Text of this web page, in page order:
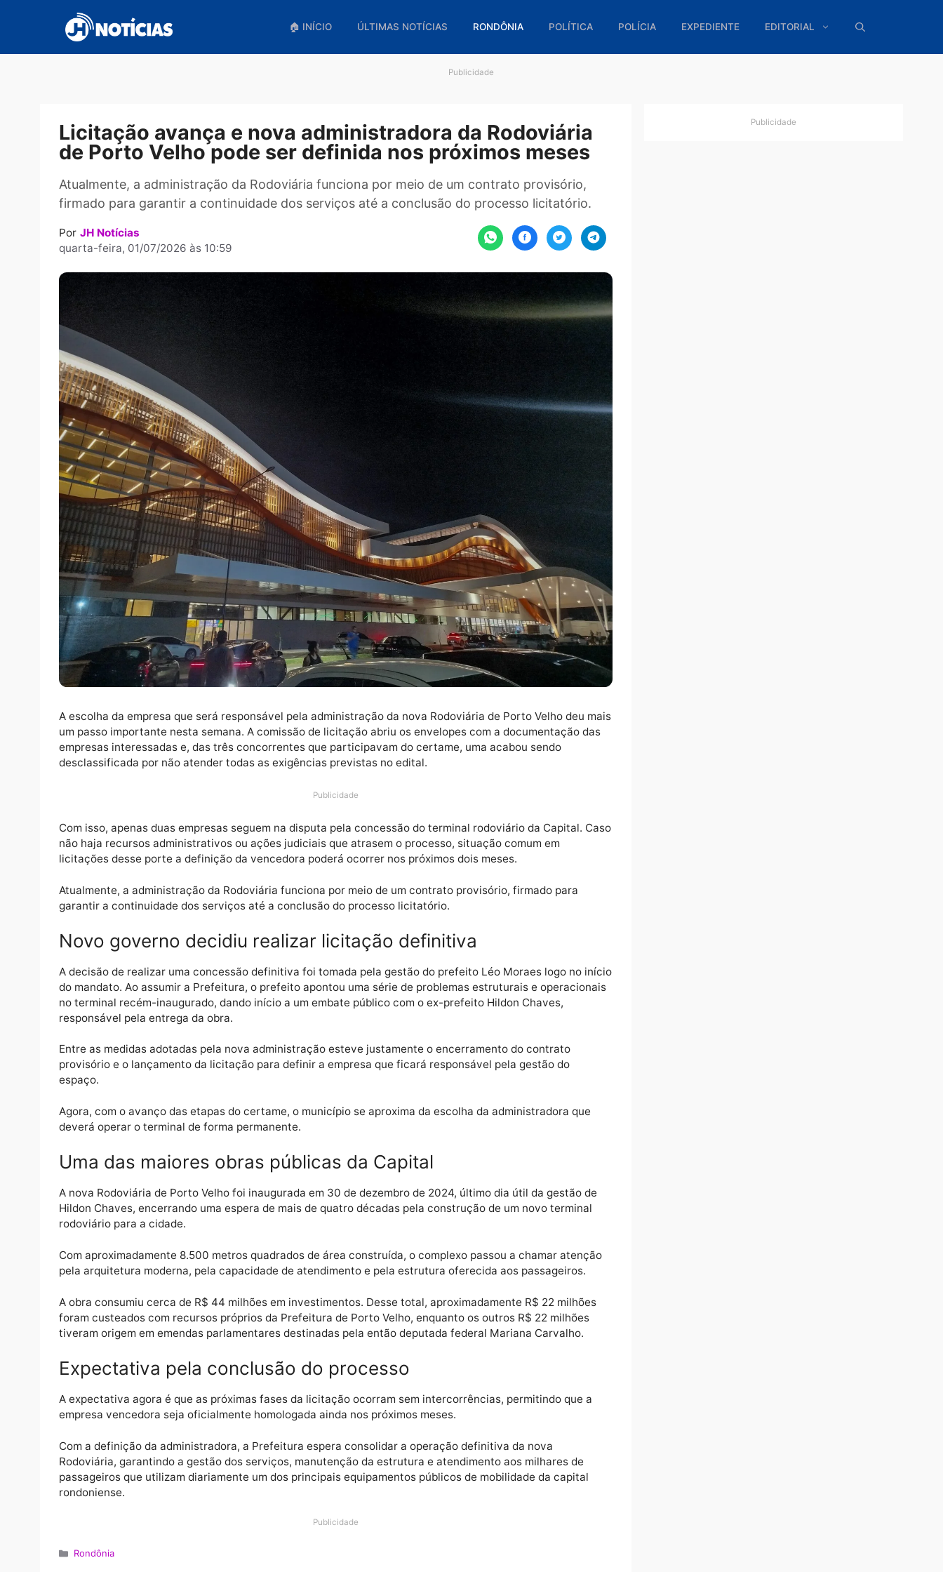
conteúdo
🏠 INÍCIO ÚLTIMAS NOTÍCIAS RONDÔNIA POLÍTICA POLÍCIA EXPEDIENTE EDITORIAL
Licitação avança e nova administradora da Rodoviária
de Porto Velho pode ser definida nos próximos meses
Atualmente, a administração da Rodoviária funciona por meio de um contrato provisório,
firmado para garantir a continuidade dos serviços até a conclusão do processo licitatório.
JH Notícias
quarta-feira, 01/07/2026 às 10:59
A escolha da empresa que será responsável pela administração da nova Rodoviária de Porto Velho deu mais
empresas interessadas e, das três concorrentes que participavam do certame, uma acabou sendo
desclassificada por não atender todas as exigências previstas no edital.
Publicidade
não haja recursos administrativos ou ações judiciais que atrasem o processo, situação comum em
licitações desse porte a definição da vencedora poderá ocorrer nos próximos dois meses.
Atualmente, a administração da Rodoviária funciona por meio de um contrato provisório, firmado para
garantir a continuidade dos serviços até a conclusão do processo licitatório.
Novo governo decidiu realizar licitação definitiva
A decisão de realizar uma concessão definitiva foi tomada pela gestão do prefeito Léo Moraes logo no início
no terminal recém-inaugurado, dando início a um embate público com o ex-prefeito Hildon Chaves,
responsável pela entrega da obra.
Entre as medidas adotadas pela nova administração esteve justamente o encerramento do contrato
espaço.
Agora, com o avanço das etapas do certame, o município se aproxima da escolha da administradora que
deverá operar o terminal de forma permanente.
Uma das maiores obras públicas da Capital
A nova Rodoviária de Porto Velho foi inaugurada em 30 de dezembro de 2024, último dia útil da gestão de
Hildon Chaves, encerrando uma espera de mais de quatro décadas pela construção de um novo terminal
rodoviário para a cidade.
Com aproximadamente 8.500 metros quadrados de área construída, o complexo passou a chamar atenção
pela arquitetura moderna, pela capacidade de atendimento e pela estrutura oferecida aos passageiros.
A obra consumiu cerca de R$ 44 milhões em investimentos. Desse total, aproximadamente R$ 22 milhões
foram custeados com recursos próprios da Prefeitura de Porto Velho, enquanto os outros R$ 22 milhões
tiveram origem em emendas parlamentares destinadas pela então deputada federal Mariana Carvalho.
Expectativa pela conclusão do processo
A expectativa agora é que as próximas fases da licitação ocorram sem intercorrências, permitindo que a